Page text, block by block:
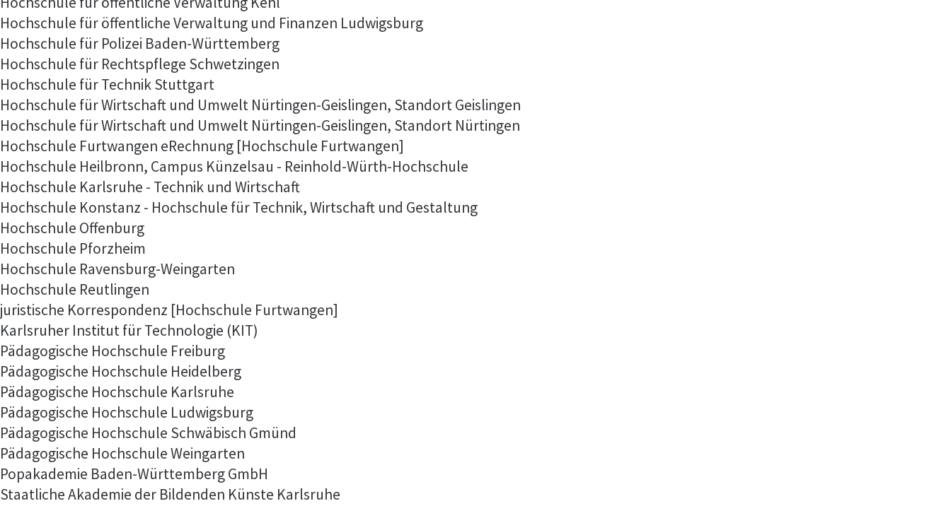
Hochschule für öffentliche Verwaltung und Finanzen Ludwigsburg
Hochschule für Polizei Baden-Württemberg
Hochschule für Rechtspflege Schwetzingen
Hochschule für Technik Stuttgart
Hochschule für Wirtschaft und Umwelt Nürtingen-Geislingen, Standort Geislingen
Hochschule für Wirtschaft und Umwelt Nürtingen-Geislingen, Standort Nürtingen
Hochschule Furtwangen eRechnung [Hochschule Furtwangen]
Hochschule Heilbronn, Campus Künzelsau - Reinhold-Würth-Hochschule
Hochschule Karlsruhe - Technik und Wirtschaft
Hochschule Konstanz - Hochschule für Technik, Wirtschaft und Gestaltung
Hochschule Offenburg
Hochschule Pforzheim
Hochschule Ravensburg-Weingarten
Hochschule Reutlingen
juristische Korrespondenz [Hochschule Furtwangen]
Karlsruher Institut für Technologie (KIT)
Pädagogische Hochschule Freiburg
Pädagogische Hochschule Heidelberg
Pädagogische Hochschule Karlsruhe
Pädagogische Hochschule Ludwigsburg
Pädagogische Hochschule Schwäbisch Gmünd
Pädagogische Hochschule Weingarten
Popakademie Baden-Württemberg GmbH
Staatliche Akademie der Bildenden Künste Karlsruhe